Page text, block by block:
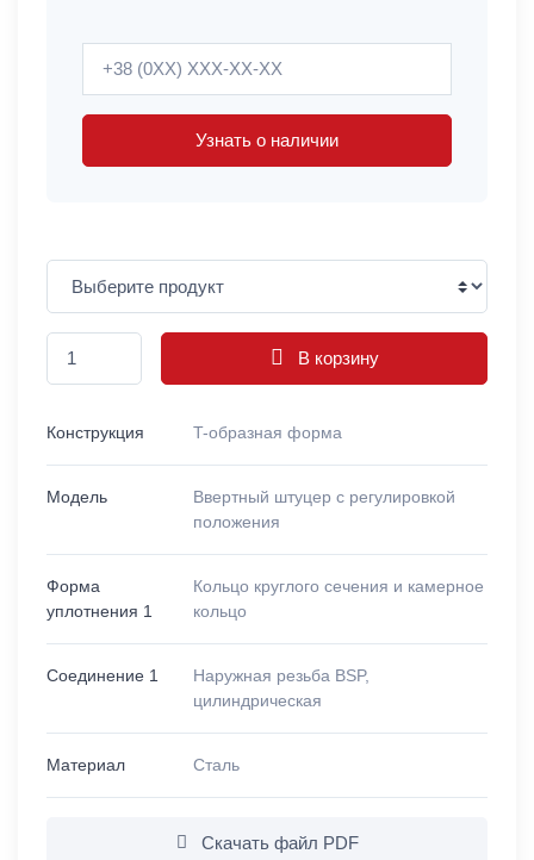
Узнать о наличии
В корзину
Конструкция T-образная форма
Модель
Ввертный штуцер с регулировкой
положения
Форма
уплотнения 1
Кольцо круглого сечения и камерное
кольцо
Соединение 1
Наружная резьба BSP,
цилиндрическая
Материал Сталь
Скачать файл PDF